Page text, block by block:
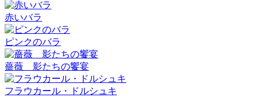
赤いバラ
ピンクのバラ
薔薇 影たちの饗宴
フラウカール・ドルシュキ